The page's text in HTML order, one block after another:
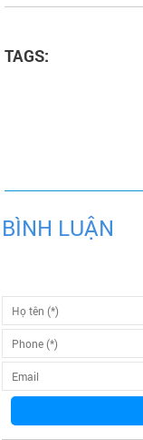
TAGS:
BÌNH LUẬN